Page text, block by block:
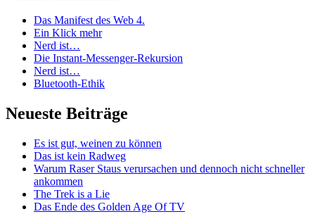
Das Manifest des Web 4.
Ein Klick mehr
Nerd ist…
Die Instant-Messenger-Rekursion
Nerd ist…
Bluetooth-Ethik
Neueste Beiträge
Es ist gut, weinen zu können
Das ist kein Radweg
Warum Raser Staus verursachen und dennoch nicht schneller
ankommen
The Trek is a Lie
Das Ende des Golden Age Of TV